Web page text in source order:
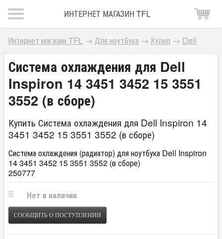
ИНТЕРНЕТ МАГАЗИН TFL
Интернет магазин TFL → Для ноутбука → Кулер → Dell
Система охлаждения для Dell
Inspiron 14 3451 3452 15 3551
3552 (в сборе)
Купить Система охлаждения для Dell Inspiron 14
3451 3452 15 3551 3552 (в сборе)
Система охлаждения (радиатор) для ноутбука Dell Inspiron
14 3451 3452 15 3551 3552 (в сборе)
250777
Нет в наличии
СООБЩИТЬ О ПОСТУПЛЕНИИ